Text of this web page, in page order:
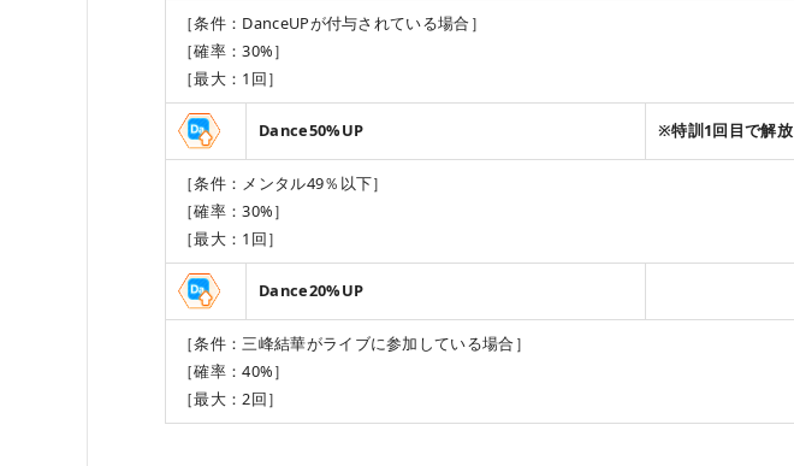
［条件：DanceUPが付与されている場合］
［確率：30%］
［最大：1回］
Dance50%UP ※特訓1回目で解放
［条件：メンタル49％以下］
［確率：30%］
［最大：1回］
Dance20%UP
［条件：三峰結華がライブに参加している場合］
［確率：40%］
［最大：2回］